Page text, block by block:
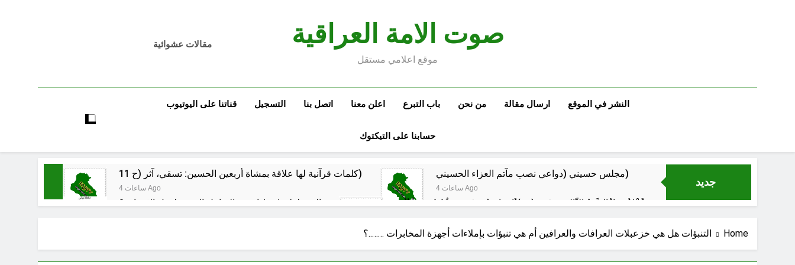
صوت الامة العراقية
موقع اعلامي مستقل
مقالات عشوائية
النشر في الموقع ارسال مقالة من نحن باب التبرع اعلن معنا اتصل بنا التسجيل قناتنا على اليوتيوب
حسابنا على التيكتوك
جديد
كلمات قرآنية لها علاقة بمشاة أربعين الحسين: تسقي، آثر (ح 11)
4 ساعات Ago
مجلس حسيني (دواعي نصب مآتم العزاء الحسيني)
4 ساعات Ago
المخطط بياني / اسس التعامل المنجز لعقل الانسان ؟ عْاشُورْاءُالسَّنَةُ الثَّالِثةَ عشَرَة(٢٢)[إِنتفاضةُ صفَر…تمرُّدٌ حُسَينيٌّ][ب]
ماذا لو كان المدير اقوى من الوزير ؟
الظلم والظلام والمادة المظلمة ‏نحو ترميم البيت العراقي‏ … حوار في الاصلاح الديني‏(الحلقة الاولى)‏
Home التنبؤات هل هي خزعبلات العرافات والعرافين أم هي تنبؤات بإملاءات أجهزة المخابرات ……..؟